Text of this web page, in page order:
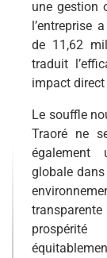
une gestion
l’entreprise
de 11,62
traduit
impact
Le souffle
Traoré ne
également
globale